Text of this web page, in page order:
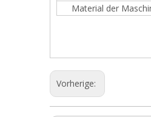
Material der
Vorherige: